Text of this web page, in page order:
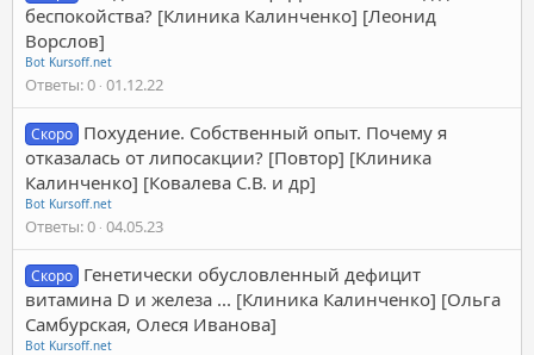
беспокойства? [Клиника Калинченко] [Леонид
Ворслов]
Bot Kursoff.net
Ответы 0 01.12.22
Скоро Похудение. Собственный опыт. Почему я
отказалась от липосакции? [Повтор] [Клиника
Калинченко] [Ковалева С.В. и др]
Bot Kursoff.net
Ответы 0 04.05.23
Скоро Генетически обусловленный дефицит
витамина D и железа ... [Клиника Калинченко] [Ольга
Самбурская, Олеся Иванова]
Bot Kursoff.net